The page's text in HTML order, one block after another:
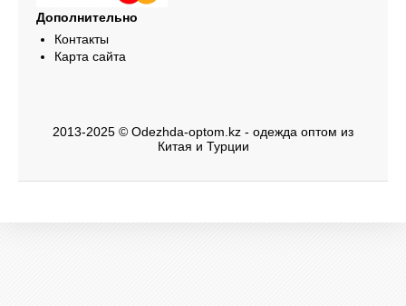
Дополнительно
Контакты
Карта сайта
2013-2025 © Odezhda-optom.kz - одежда оптом из
Китая и Турции